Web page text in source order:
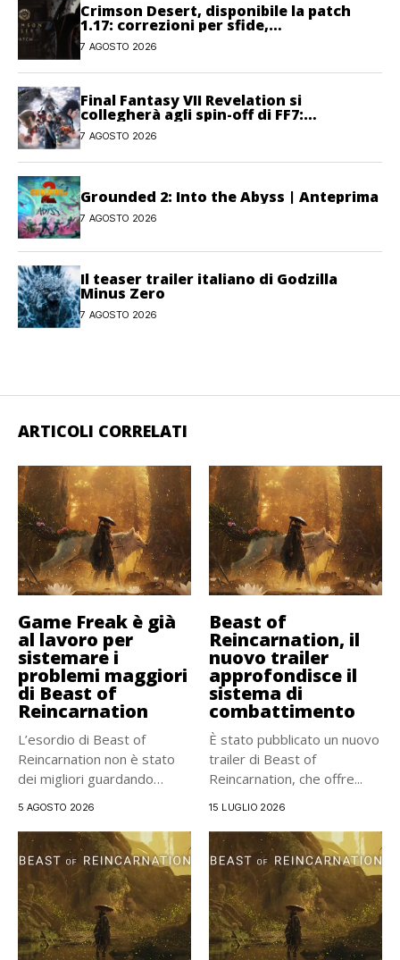
Crimson Desert, disponibile la patch
1.17: correzioni per sfide,
combattimento e interfaccia
7 AGOSTO 2026
Final Fantasy VII Revelation si
collegherà agli spin-off di FF7:
Hamaguchi non si pone limiti
7 AGOSTO 2026
Grounded 2: Into the Abyss | Anteprima
7 AGOSTO 2026
Il teaser trailer italiano di Godzilla
Minus Zero
7 AGOSTO 2026
ARTICOLI CORRELATI
Game Freak è già
al lavoro per
sistemare i
problemi maggiori
di Beast of
Reincarnation
L’esordio di Beast of
Reincarnation non è stato
dei migliori guardando
5 AGOSTO 2026
Beast of
Reincarnation, il
nuovo trailer
approfondisce il
sistema di
combattimento
È stato pubblicato un nuovo
trailer di Beast of
Reincarnation, che offre...
15 LUGLIO 2026